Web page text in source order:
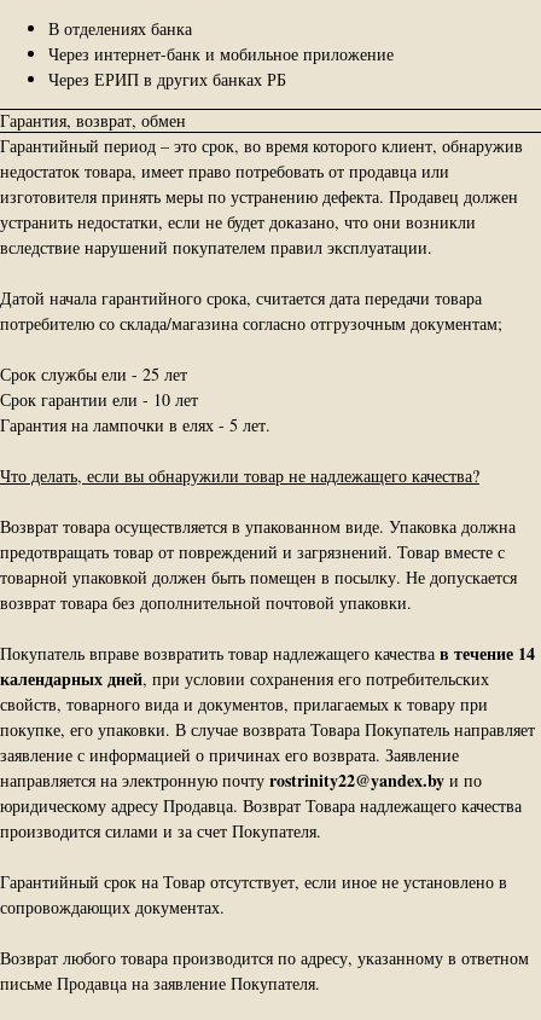
В отделениях банка
Через интернет-банк и мобильное приложение
Через ЕРИП в других банках РБ
Гарантия, возврат, обмен
Гарантийный период – это срок, во время которого клиент, обнаружив
недостаток товара, имеет право потребовать от продавца или
изготовителя принять меры по устранению дефекта. Продавец должен
устранить недостатки, если не будет доказано, что они возникли
вследствие нарушений покупателем правил эксплуатации.
Датой начала гарантийного срока, считается дата передачи товара
потребителю со склада/магазина согласно отгрузочным документам;
Срок службы ели - 25 лет
Срок гарантии ели - 10 лет
Гарантия на лампочки в елях - 5 лет.
Что делать, если вы обнаружили товар не надлежащего качества?
Возврат товара осуществляется в упакованном виде. Упаковка должна
предотвращать товар от повреждений и загрязнений. Товар вместе с
товарной упаковкой должен быть помещен в посылку. Не допускается
возврат товара без дополнительной почтовой упаковки.
Покупатель вправе возвратить товар надлежащего качества в течение 14
календарных дней, при условии сохранения его потребительских
свойств, товарного вида и документов, прилагаемых к товару при
покупке, его упаковки. В случае возврата Товара Покупатель направляет
заявление с информацией о причинах его возврата. Заявление
направляется на электронную почту rostrinity22@yandex.by и по
юридическому адресу Продавца. Возврат Товара надлежащего качества
производится силами и за счет Покупателя.
Гарантийный срок на Товар отсутствует, если иное не установлено в
сопровождающих документах.
Возврат любого товара производится по адресу, указанному в ответном
письме Продавца на заявление Покупателя.